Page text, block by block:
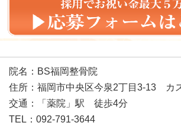
院名：BS福岡整骨院
住所：福岡市中央区今泉2丁目3-13 カ
交通：「薬院」駅 徒歩4分
TEL：092-791-3644